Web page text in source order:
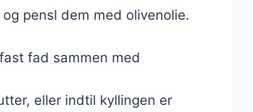
pensl dem med olivenolie.
fad sammen med
eller indtil kyllingen er